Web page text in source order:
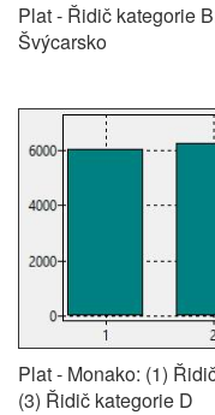
Plat - Řidič kategorie
Švýcarsko
Plat - Monako: (1)
(3) Řidič kategorie D